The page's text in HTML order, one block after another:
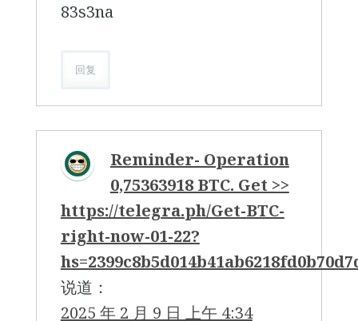
83s3na
回复
Reminder- Operation
0,75363918 BTC. Get >>
https://telegra.ph/Get-BTC-
right-now-01-22?
说道：
2025 年 2 月 9 日 上午 4:34